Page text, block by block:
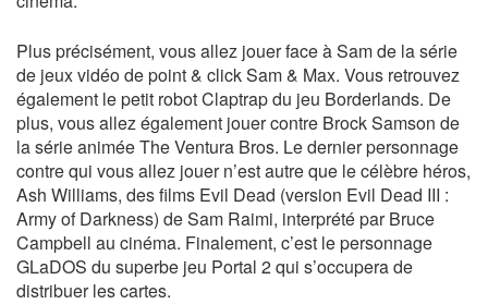
Plus précisément, vous allez jouer face à Sam de la série
de jeux vidéo de point & click Sam & Max. Vous retrouvez
également le petit robot Claptrap du jeu Borderlands. De
plus, vous allez également jouer contre Brock Samson de
la série animée The Ventura Bros. Le dernier personnage
contre qui vous allez jouer n’est autre que le célèbre héros,
Ash Williams, des films Evil Dead (version Evil Dead III :
Army of Darkness) de Sam Raimi, interprété par Bruce
Campbell au cinéma. Finalement, c’est le personnage
GLaDOS du superbe jeu Portal 2 qui s’occupera de
distribuer les cartes.